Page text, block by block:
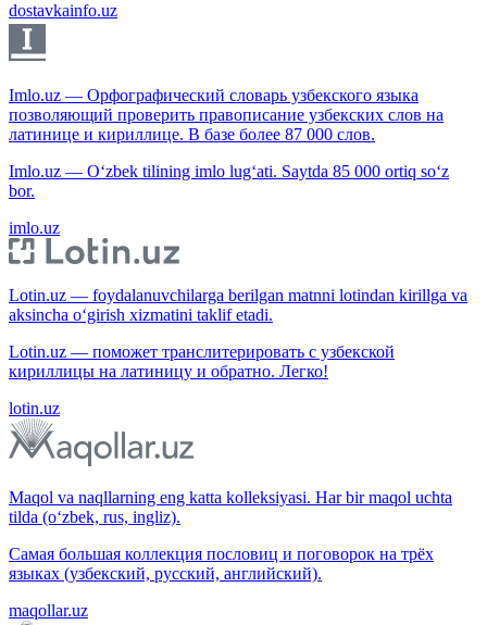
dostavkainfo.uz
Imlo.uz — Орфографический словарь узбекского языка
позволяющий проверить правописание узбекских слов на
латинице и кириллице. В базе более 87 000 слов.
Imlo.uz — O‘zbek tilining imlo lug‘ati. Saytda 85 000 ortiq so‘z
bor.
imlo.uz
Lotin.uz — foydalanuvchilarga berilgan matnni lotindan kirillga va
aksincha o‘girish xizmatini taklif etadi.
Lotin.uz — поможет транслитерировать с узбекской
кириллицы на латиницу и обратно. Легко!
lotin.uz
Maqol va naqllarning eng katta kolleksiyasi. Har bir maqol uchta
tilda (o‘zbek, rus, ingliz).
Самая большая коллекция пословиц и поговорок на трёх
языках (узбекский, русский, английский).
maqollar.uz